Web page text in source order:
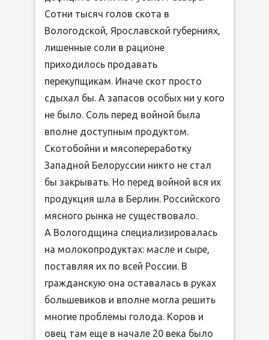
Сотни тысяч голов скота в
Вологодской, Ярославской губерниях,
лишенные соли в рационе
приходилось продавать
перекупщикам. Иначе скот просто
сдыхал бы. А запасов особых ни у кого
не было. Соль перед войной была
вполне доступным продуктом.
Скотобойни и мясопереработку
Западной Белоруссии никто не стал
бы закрывать. Но перед войной вся их
продукция шла в Берлин. Российского
мясного рынка не существовало.
А Вологодщина специализировалась
на молокопродуктах: масле и сыре,
поставляя их по всей России. В
гражданскую она оставалась в руках
большевиков и вполне могла решить
многие проблемы голода. Коров и
овец там еще в начале 20 века было